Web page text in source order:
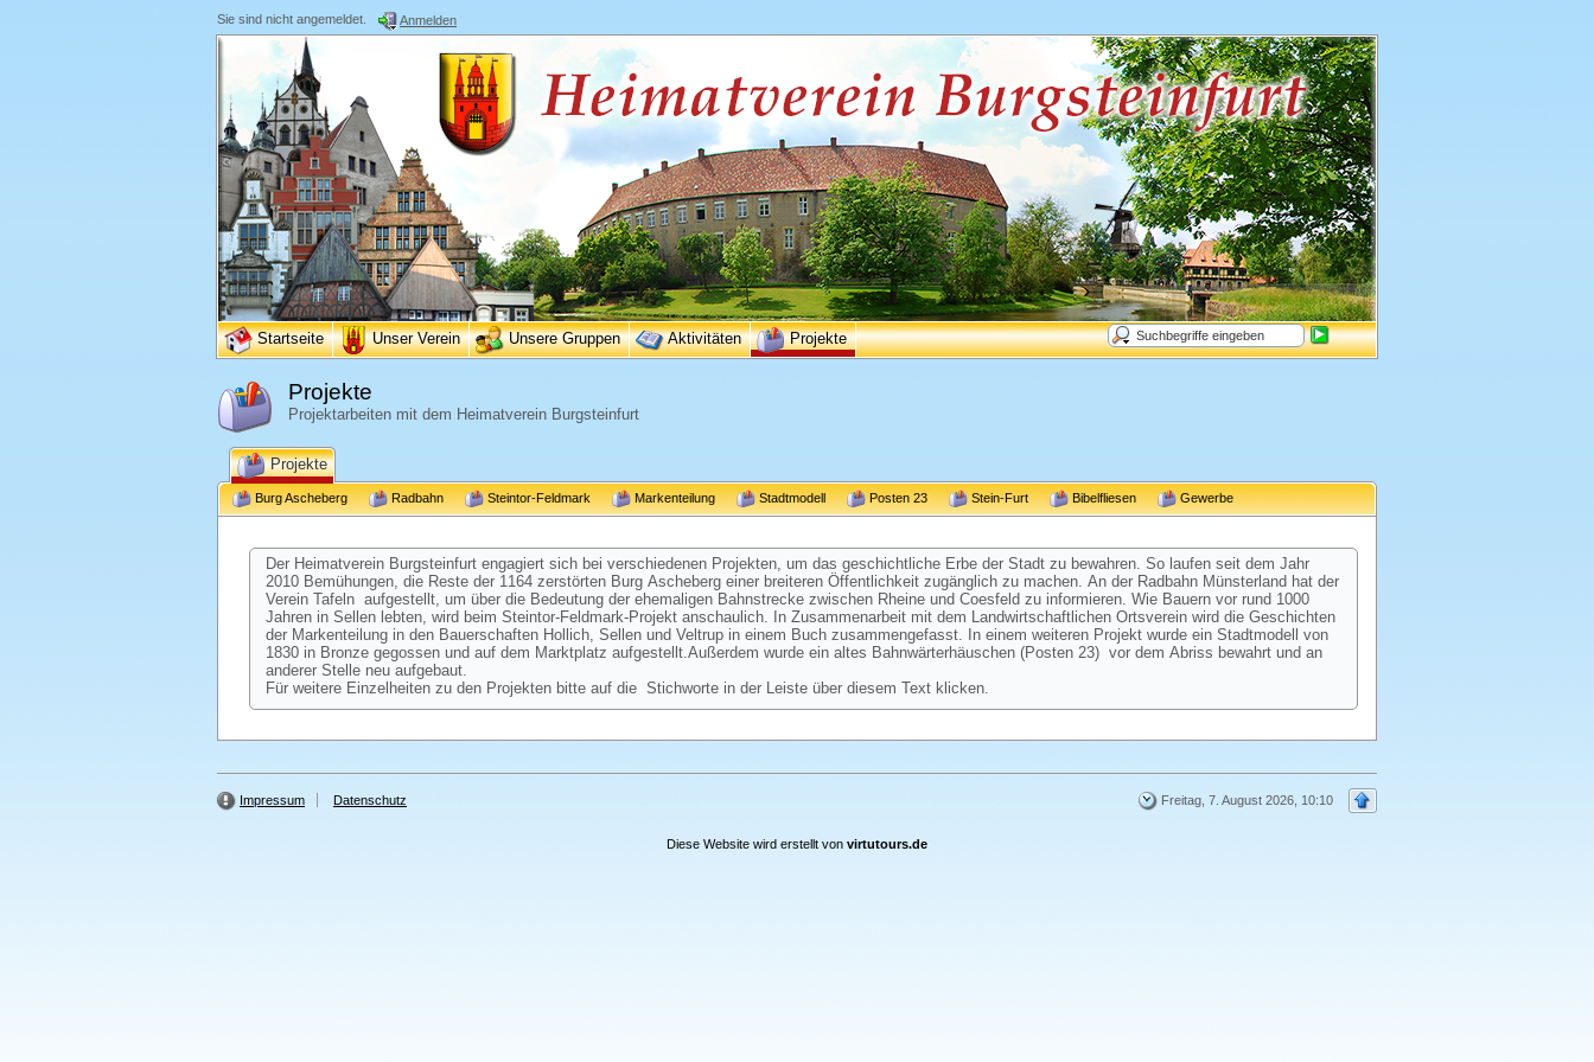
Sie sind nicht angemeldet. Anmelden
Startseite Unser Verein Unsere Gruppen Aktivitäten Projekte
Projekte
Projektarbeiten mit dem Heimatverein Burgsteinfurt
Projekte
Burg Ascheberg Radbahn Steintor-Feldmark Markenteilung Stadtmodell Posten 23 Stein-Furt Bibelfliesen Gewerbe
Der Heimatverein Burgsteinfurt engagiert sich bei verschiedenen Projekten, um das geschichtliche Erbe der Stadt zu bewahren. So laufen seit dem Jahr
2010 Bemühungen, die Reste der 1164 zerstörten Burg Ascheberg einer breiteren Öffentlichkeit zugänglich zu machen. An der Radbahn Münsterland hat der
Verein Tafeln aufgestellt, um über die Bedeutung der ehemaligen Bahnstrecke zwischen Rheine und Coesfeld zu informieren. Wie Bauern vor rund 1000
Jahren in Sellen lebten, wird beim Steintor-Feldmark-Projekt anschaulich. In Zusammenarbeit mit dem Landwirtschaftlichen Ortsverein wird die Geschichten
der Markenteilung in den Bauerschaften Hollich, Sellen und Veltrup in einem Buch zusammengefasst. In einem weiteren Projekt wurde ein Stadtmodell von
1830 in Bronze gegossen und auf dem Marktplatz aufgestellt.Außerdem wurde ein altes Bahnwärterhäuschen (Posten 23) vor dem Abriss bewahrt und an
anderer Stelle neu aufgebaut.
Für weitere Einzelheiten zu den Projekten bitte auf die Stichworte in der Leiste über diesem Text klicken.
Impressum Datenschutz Freitag, 7. August 2026, 10:10
Diese Website wird erstellt von virtutours.de